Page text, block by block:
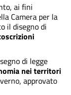
ai fini
Camera per la
il disegno di
di legge
nei territori
approvato